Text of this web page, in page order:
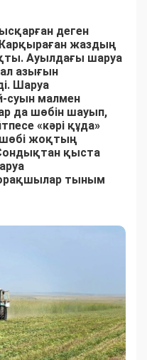
деген
Жарқыраған жаздың
Ауылдағы шаруа
азығын
Шаруа
суын малмен
да шөбін шауып,
«кәрі құда»
шөбі жоқтың
қыста
тыным